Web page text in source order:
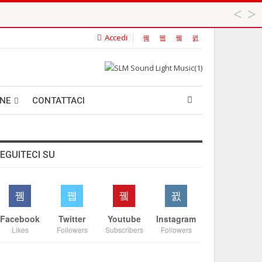
Accedi
CONTATTACI
SU
Facebook
Likes
Twitter
Followers
Youtube
Subscribers
Instagram
Followers